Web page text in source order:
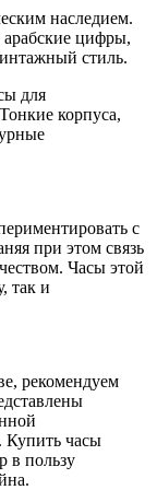
наследием.
цифры,
стиль.
для
корпуса,
с
при этом связь
Часы этой
так и
рекомендуем
Купить часы
в пользу